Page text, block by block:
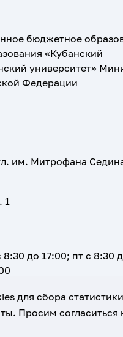
бюджетное
«Кубанский
университет»
Федерации
им. Митрофана
1
до 17:00; пт с 8:30
для сбора
Просим